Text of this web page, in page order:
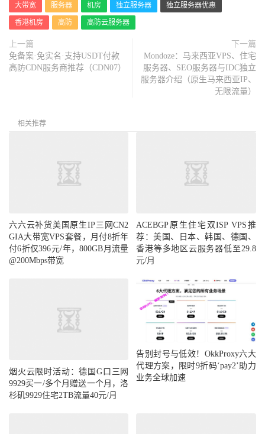
大带宽 服务器 机房 独立服务器 独立服务器优惠
香港机房 高防 高防云服务器
上一篇
免备案·免实名·支持USDT付款
高防CDN服务商推荐（CDN07）
下一篇
Mondoze：马来西亚VPS、住宅
服务器、SEO服务器与IDC独立
服务器介绍（原生马来西亚IP、
无限流量）
相关推荐
六六云补货美国原生IP三网CN2
GIA大带宽VPS套餐，月付8折年
付6折仅396元/年，800GB月流量
@200Mbps带宽
ACEBGP原生住宅双ISP VPS推
荐：美国、日本、韩国、德国、
香港等多地区云服务器低至29.8
元/月
烟火云限时活动：德国G口三网
9929买一/多个月赠送一个月，洛
杉矶9929住宅2TB流量40元/月
告别封号与低效！OkkProxy六大
代理方案，限时9折码‘pay2’助力
业务全球加速